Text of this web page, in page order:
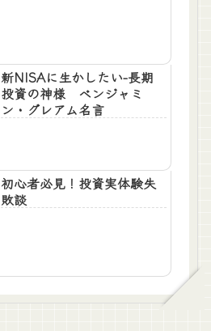
新NISAに生かしたい-長期
投資の神様 ベンジャミ
ン・グレアム名言
初心者必見！投資実体験失
敗談